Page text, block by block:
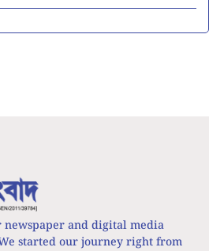
newspaper and digital media
started our journey right from